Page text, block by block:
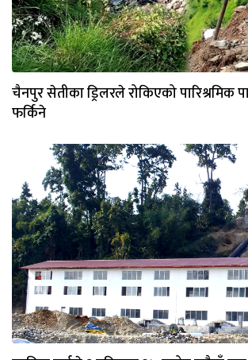
चैनपुर सेतीका ड्रिलरले रोकिएको पारिश्रमिक
फर्किने